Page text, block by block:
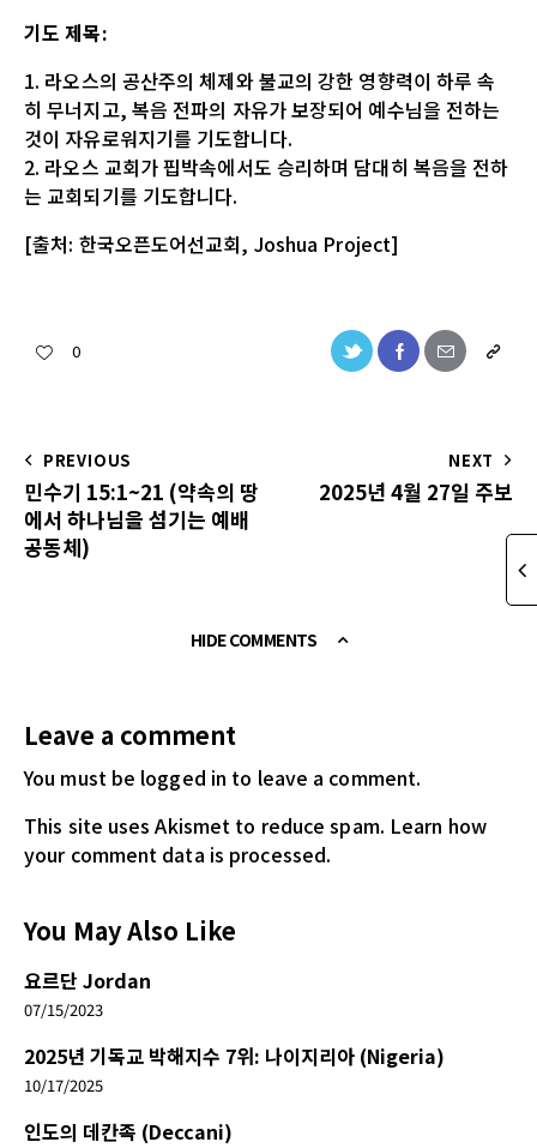
기도 제목:
1. 라오스의 공산주의 체제와 불교의 강한 영향력이 하루 속
히 무너지고, 복음 전파의 자유가 보장되어 예수님을 전하는
것이 자유로워지기를 기도합니다.
2. 라오스 교회가 핍박속에서도 승리하며 담대히 복음을 전하
는 교회되기를 기도합니다.
[출처: 한국오픈도어선교회, Joshua Project]
0
PREVIOUS
민수기 15:1~21 (약속의 땅
에서 하나님을 섬기는 예배
공동체)
NEXT
2025년 4월 27일 주보
HIDE COMMENTS
Leave a comment
You must be logged in to leave a comment.
This site uses Akismet to reduce spam. Learn how
your comment data is processed.
You May Also Like
요르단 Jordan
07/15/2023
2025년 기독교 박해지수 7위: 나이지리아 (Nigeria)
10/17/2025
인도의 데칸족 (Deccani)